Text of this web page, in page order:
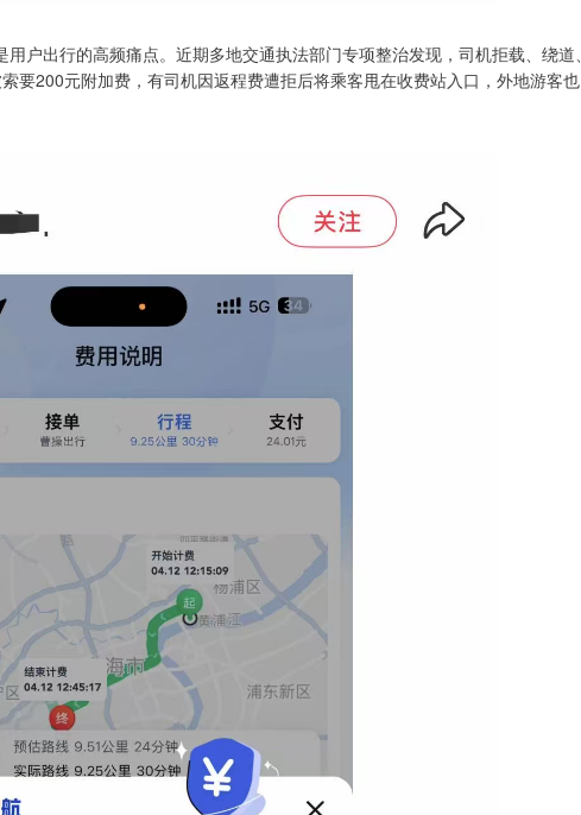
户出行的高频痛点。近期多地交通执法部门专项整治发现，司机拒载、绕道、
要200元附加费，有司机因返程费遭拒后将乘客甩在收费站入口，外地游客也